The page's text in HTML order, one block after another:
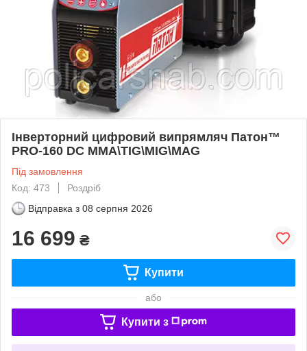
Інверторний цифровий випрямляч Патон™
PRO-160 DC MMA\TIG\MIG\MAG
Під замовлення
Код: 473
Роздріб
Відправка з 08 серпня 2026
16 699 ₴
Купити
або
Купити з